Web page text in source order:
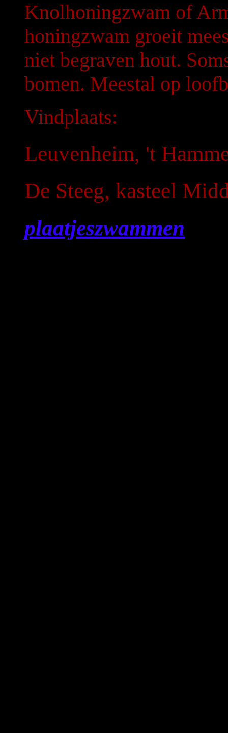
Knolhoningzwam of
honingzwam groeit
niet begraven hout.
bomen. Meestal op
Vindplaats:
Leuvenheim, 't
De Steeg, kasteel
plaatjeszwammen